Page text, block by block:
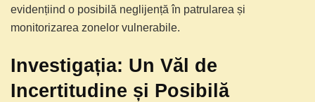
evidențiind o posibilă neglijență în patrularea și
monitorizarea zonelor vulnerabile.
Investigația: Un Văl de
Incertitudine și Posibilă